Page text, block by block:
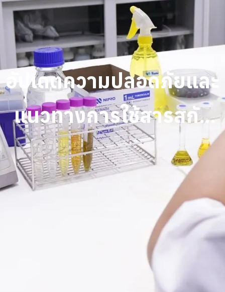
อัปเดตความปลอดภัยและ
แนวทางการใช้สารสกัด
กระท่อมในประเทศไทย